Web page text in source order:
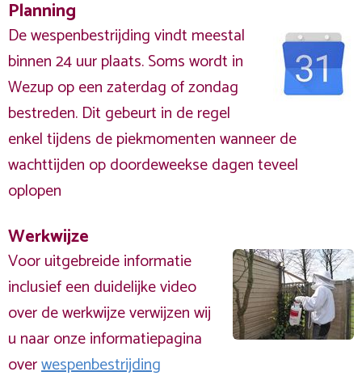
Planning
De wespenbestrijding vindt meestal
binnen 24 uur plaats. Soms wordt in
Wezup op een zaterdag of zondag
bestreden. Dit gebeurt in de regel
enkel tijdens de piekmomenten wanneer de
wachttijden op doordeweekse dagen teveel
oplopen
Werkwijze
Voor uitgebreide informatie
inclusief een duidelijke video
over de werkwijze verwijzen wij
u naar onze informatiepagina
overwespenbestrijding